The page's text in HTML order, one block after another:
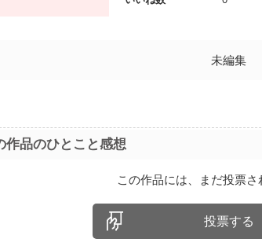
未編集
作品のひとこと感想
この作品には、まだ投票さ
投票する